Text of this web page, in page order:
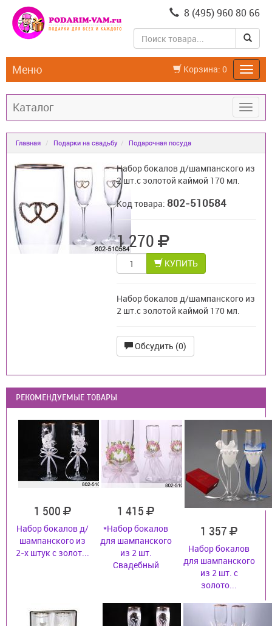
8 (495) 960 80 66
Корзина: 0
Меню
Каталог
Главная Подарки на свадьбу Подарочная посуда
Набор бокалов д/шампанского из
2 шт.с золотой каймой 170 мл.
Код товара:802-510584
1 270
КУПИТЬ
Набор бокалов д/шампанского из
2 шт.с золотой каймой 170 мл.
Обсудить (0)
РЕКОМЕНДУЕМЫЕ ТОВАРЫ
1 500
Набор бокалов д/
шампанского из
2-х штук с золот...
1 415
*Набор бокалов
для шампанского
из 2 шт.
Свадебный
1 357
Набор бокалов
для шампанского
из 2 шт. с
золото...